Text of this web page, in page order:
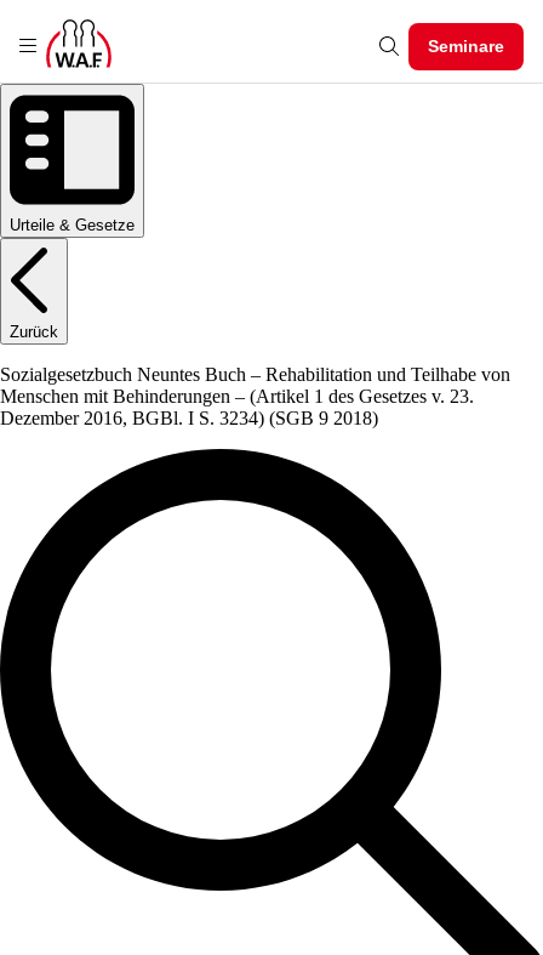
Seminare
Urteile & Gesetze
Zurück
Sozialgesetzbuch Neuntes Buch – Rehabilitation und Teilhabe von
Menschen mit Behinderungen – (Artikel 1 des Gesetzes v. 23.
Dezember 2016, BGBl. I S. 3234) (SGB 9 2018)